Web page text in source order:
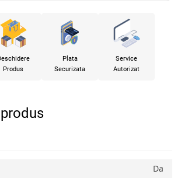
Produs
Plata
Securizata
Service
Autorizat
Da